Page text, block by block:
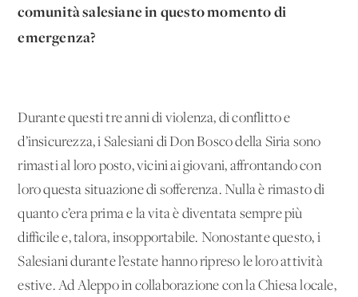
comunità salesiane in questo momento di
emergenza?
Durante questi tre anni di violenza, di conflitto e
d’insicurezza, i Salesiani di Don Bosco della Siria sono
rimasti al loro posto, vicini ai giovani, affrontando con
loro questa situazione di sofferenza. Nulla è rimasto di
quanto c’era prima e la vita è diventata sempre più
difficile e, talora, insopportabile. Nonostante questo, i
Salesiani durante l’estate hanno ripreso le loro attività
estive. Ad Aleppo in collaborazione con la Chiesa locale,